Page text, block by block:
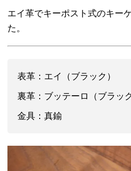
エイ革でキーポスト式のキー
た。
表革：エイ（ブラック）
裏革：ブッテーロ（ブラック
金具：真鍮